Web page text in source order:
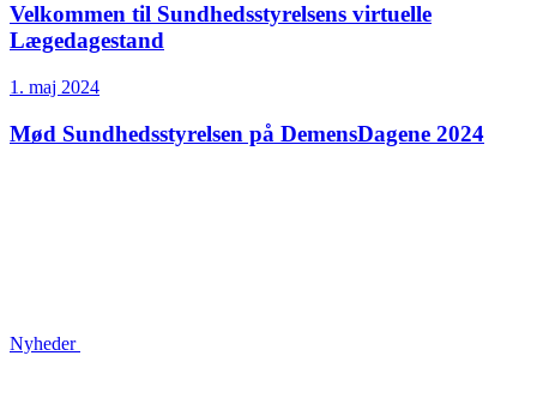
Velkommen til Sundheds­styrelsens virtuelle
Lægedage­stand
1. maj 2024
Mød Sundhedsstyrelsen på DemensDagene 2024
Nyheder